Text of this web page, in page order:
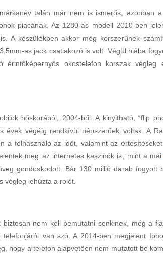
talán már nem is ismerős, azonban
piacának. Az 1280-as modell 2010-ben
A készülékben akkor még korszerűnek
es jack csatlakozó is volt. Végül hiába
érintőképernyős okostelefon korszak
hőskorából, 2004-ből. A kinyitható, “flip
évek végéig rendkívül népszerűek voltak. A
a felhasználó az időt, valamint az
meg az internetes kaszinók is, mint a mai
gondoskodott. Bár 130 millió darab fogyott
végleg lehúzta a rolót.
nem kell bemutatni senkinek, még a
van szó. A 2014-ben megjelent
hogy a telefon alapvetően nem mutatott be